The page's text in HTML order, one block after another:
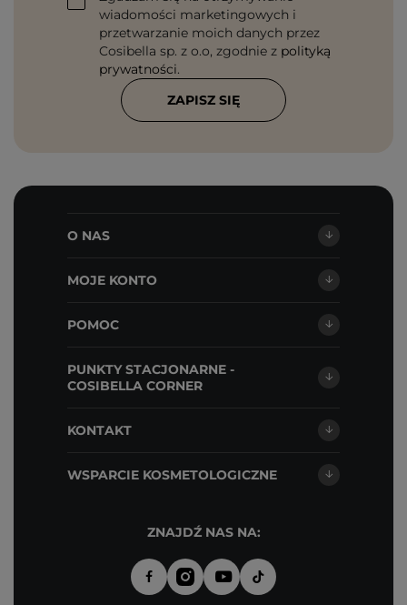
wiadomości marketingowych i
przetwarzanie moich danych przez
Cosibella sp. z o.o, zgodnie z polityką
prywatności.
ZAPISZ SIĘ
O NAS
MOJE KONTO
POMOC
PUNKTY STACJONARNE -
COSIBELLA CORNER
KONTAKT
WSPARCIE KOSMETOLOGICZNE
ZNAJDŹ NAS NA: